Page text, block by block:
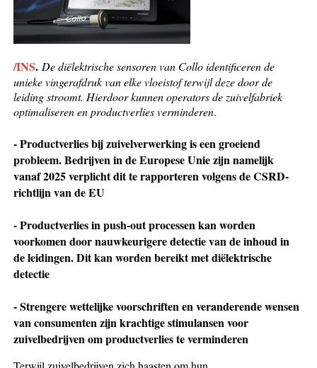
/INS.De diëlektrische sensoren van Collo identificeren de
unieke vingerafdruk van elke vloeistof terwijl deze door de
leiding stroomt. Hierdoor kunnen operators de zuivelfabriek
optimaliseren en productverlies verminderen.
- Productverlies bij zuivelverwerking is een groeiend
probleem. Bedrijven in de Europese Unie zijn namelijk
vanaf 2025 verplicht dit te rapporteren volgens de CSRD-
richtlijn van de EU
- Productverlies in push-out processen kan worden
voorkomen door nauwkeurigere detectie van de inhoud in
de leidingen. Dit kan worden bereikt met diëlektrische
detectie
- Strengere wettelijke voorschriften en veranderende wensen
van consumenten zijn krachtige stimulansen voor
zuivelbedrijven om productverlies te verminderen